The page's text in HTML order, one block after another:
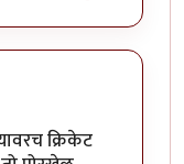
क्रिकेट